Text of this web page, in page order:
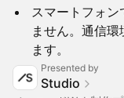
スマートフォ
ません。通信
ます。
Presented by
Studio